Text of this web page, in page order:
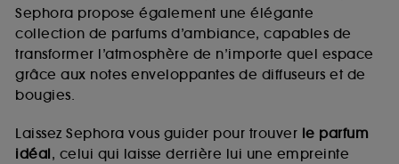
Sephora propose également une élégante
collection de parfums d’ambiance, capables de
transformer l’atmosphère de n’importe quel espace
grâce aux notes enveloppantes de diffuseurs et de
bougies.
Laissez Sephora vous guider pour trouver le parfum
idéal, celui qui laisse derrière lui une empreinte
de vous plaire via des publicités, y compris sur des
sites tiers et sur les réseaux sociaux, sur la base
des pages que vous avez consultées, de votre
navigation, et de l'historique de vos interactions.
d’en améliorer la performance.